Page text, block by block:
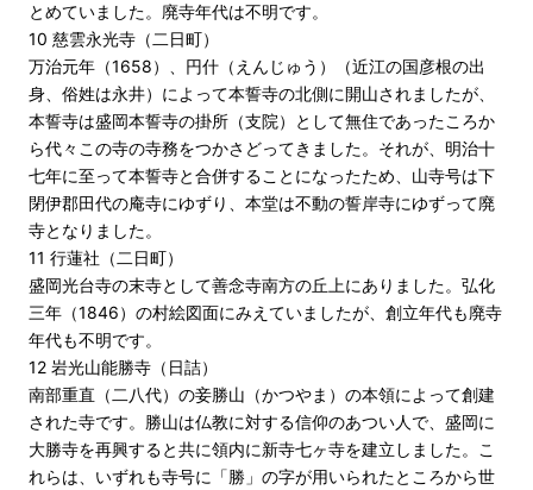
とめていました。廃寺年代は不明です。
10 慈雲永光寺（二日町）
万治元年（1658）、円什（えんじゅう）（近江の国彦根の出
身、俗姓は永井）によって本誓寺の北側に開山されましたが、
本誓寺は盛岡本誓寺の掛所（支院）として無住であったころか
ら代々この寺の寺務をつかさどってきました。それが、明治十
七年に至って本誓寺と合併することになったため、山寺号は下
閉伊郡田代の庵寺にゆずり、本堂は不動の誓岸寺にゆずって廃
寺となりました。
11 行蓮社（二日町）
盛岡光台寺の末寺として善念寺南方の丘上にありました。弘化
三年（1846）の村絵図面にみえていましたが、創立年代も廃寺
年代も不明です。
12 岩光山能勝寺（日詰）
南部重直（二八代）の妾勝山（かつやま）の本領によって創建
された寺です。勝山は仏教に対する信仰のあつい人で、盛岡に
大勝寺を再興すると共に領内に新寺七ヶ寺を建立しました。こ
れらは、いずれも寺号に「勝」の字が用いられたところから世